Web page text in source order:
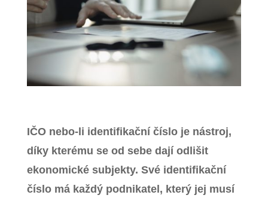
Zavřít menu
IČO nebo-li identifikační číslo je nástroj,
díky kterému se od sebe dají odlišit
ekonomické subjekty. Své identifikační
číslo má každý podnikatel, který jej musí